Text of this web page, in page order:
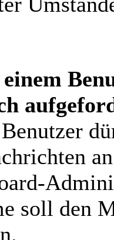
einem
soll den